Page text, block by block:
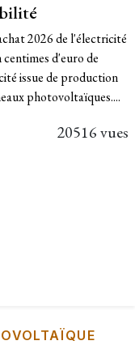
2026 de l'électricité
centimes d'euro de
issue de production
photovoltaïques....
20516 vues